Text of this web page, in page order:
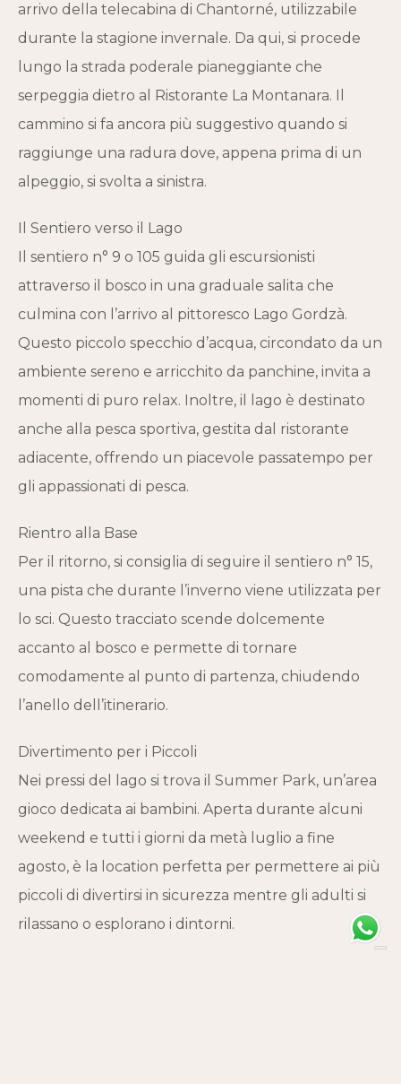
arrivo della telecabina di Chantorné, utilizzabile
durante la stagione invernale. Da qui, si procede
lungo la strada poderale pianeggiante che
serpeggia dietro al Ristorante La Montanara. Il
cammino si fa ancora più suggestivo quando si
raggiunge una radura dove, appena prima di un
alpeggio, si svolta a sinistra.
Il Sentiero verso il Lago
Il sentiero n° 9 o 105 guida gli escursionisti
attraverso il bosco in una graduale salita che
culmina con l’arrivo al pittoresco Lago Gordzà.
Questo piccolo specchio d’acqua, circondato da un
ambiente sereno e arricchito da panchine, invita a
momenti di puro relax. Inoltre, il lago è destinato
anche alla pesca sportiva, gestita dal ristorante
adiacente, offrendo un piacevole passatempo per
gli appassionati di pesca.
Rientro alla Base
Per il ritorno, si consiglia di seguire il sentiero n° 15,
una pista che durante l’inverno viene utilizzata per
lo sci. Questo tracciato scende dolcemente
accanto al bosco e permette di tornare
comodamente al punto di partenza, chiudendo
l’anello dell’itinerario.
Divertimento per i Piccoli
Nei pressi del lago si trova il Summer Park, un’area
gioco dedicata ai bambini. Aperta durante alcuni
weekend e tutti i giorni da metà luglio a fine
agosto, è la location perfetta per permettere ai più
piccoli di divertirsi in sicurezza mentre gli adulti si
rilassano o esplorano i dintorni.